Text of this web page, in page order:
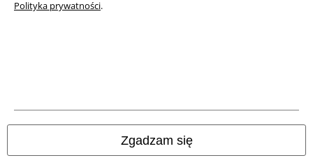
Polityka prywatności.
Zgadzam się
Skorzystaj z prawa do odstąpienia od umowy